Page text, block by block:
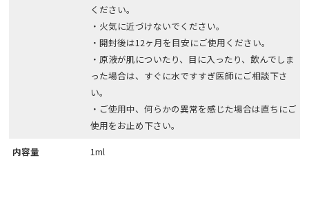
ください。
・火気に近づけないでください。
・開封後は12ヶ月を目安にご使用ください。
・原液が肌についたり、目に入ったり、飲んでしま
った場合は、すぐに水ですすぎ医師にご相談下さ
い。
・ご使用中、何らかの異常を感じた場合は直ちにご
使用をお止め下さい。
内容量
1ml